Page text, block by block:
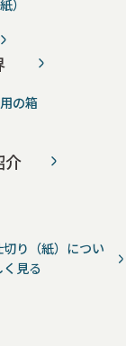
）
の箱
介
切り（紙）につい
く見る